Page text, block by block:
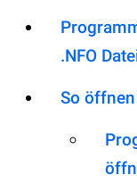
.NFO
So öffnen